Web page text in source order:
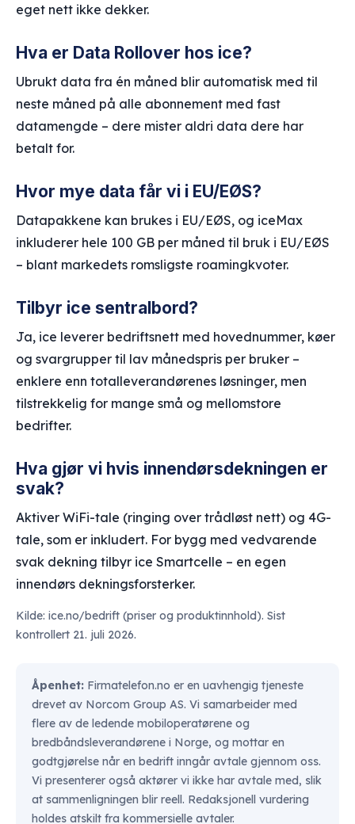
eget nett ikke dekker.
Hva er Data Rollover hos ice?
Ubrukt data fra én måned blir automatisk med til
neste måned på alle abonnement med fast
datamengde – dere mister aldri data dere har
betalt for.
Hvor mye data får vi i EU/EØS?
Datapakkene kan brukes i EU/EØS, og iceMax
inkluderer hele 100 GB per måned til bruk i EU/EØS
– blant markedets romsligste roamingkvoter.
Tilbyr ice sentralbord?
Ja, ice leverer bedriftsnett med hovednummer, køer
og svargrupper til lav månedspris per bruker –
enklere enn totalleverandørenes løsninger, men
tilstrekkelig for mange små og mellomstore
bedrifter.
Hva gjør vi hvis innendørsdekningen er
svak?
Aktiver WiFi-tale (ringing over trådløst nett) og 4G-
tale, som er inkludert. For bygg med vedvarende
svak dekning tilbyr ice Smartcelle – en egen
innendørs dekningsforsterker.
Kilde: ice.no/bedrift (priser og produktinnhold). Sist
kontrollert 21. juli 2026.
Åpenhet: Firmatelefon.no er en uavhengig tjeneste
drevet av Norcom Group AS. Vi samarbeider med
flere av de ledende mobiloperatørene og
bredbåndsleverandørene i Norge, og mottar en
godtgjørelse når en bedrift inngår avtale gjennom oss.
Vi presenterer også aktører vi ikke har avtale med, slik
at sammenligningen blir reell. Redaksjonell vurdering
holdes atskilt fra kommersielle avtaler.